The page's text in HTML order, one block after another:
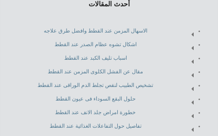
أحدث المقالات
الاسهال المزمن عند القطط وافضل طرق علاجه
اشكال تشوه عظام الصدر عند القطط
اسباب تليف الكبد عند القطط
مقال عن الفشل الكلوى المزمن عند القطط
تشخيص الطبيب لنقص تجلط الدم الوراقى عند القطط
حلول البقع السوداء فى عيون القطط
خطورة امراض جلد الانف عند القطط
تفاصيل حول التفاعلات الغذائية عند القطط